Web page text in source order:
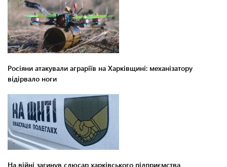
Росіяни атакували аграріїв на Харківщині: механізатору
відірвало ноги
На війні загинув слюсар харківського підприємства